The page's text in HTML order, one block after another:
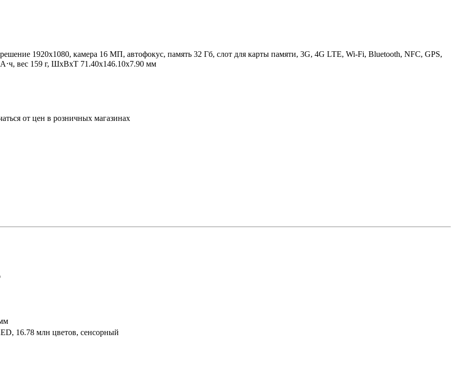
1920x1080, камера 16 МП, автофокус, память 32 Гб, слот для карты памяти, 3G, 4G LTE, Wi-Fi, Bluetooth, NFC, GPS,
вес 159 г, ШxВxТ 71.40x146.10x7.90 мм
от цен в розничных магазинах
16.78 млн цветов, сенсорный